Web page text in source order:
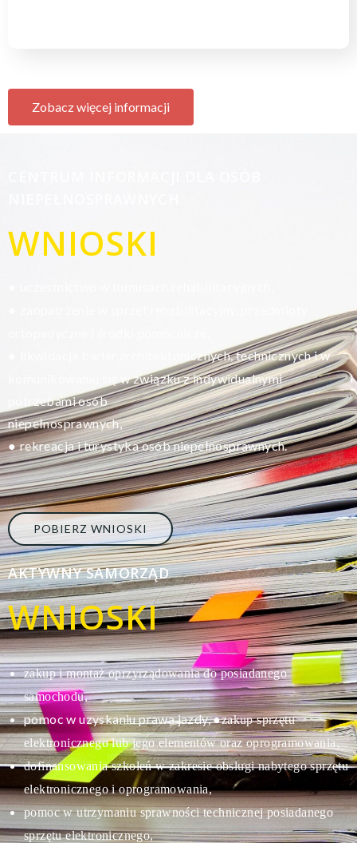
Zobacz więcej informacji
WNIOSKI
likwidacja barier architektonicznych, technicznych i w
komunikowaniu się w związku z indywidualnymi
potrzebami osób
niepełnosprawnych,
●rekreacja i turystyka osób niepełnosprawnych.
POBIERZ WNIOSKI
AKTYWNY SAMORZĄD
WNIOSKI
zakup i montaż oprzyrządowania do posiadanego
samochodu,
pomoc w uzyskaniu prawa jazdy,●zakup sprzętu
elektronicznego lub jego elementów oraz oprogramowania,
dofinansowania szkoleń w zakresie obsługi nabytego sprzętu
elektronicznego i oprogramowania,
pomoc w utrzymaniu sprawności technicznej posiadanego
sprzętu elektronicznego,